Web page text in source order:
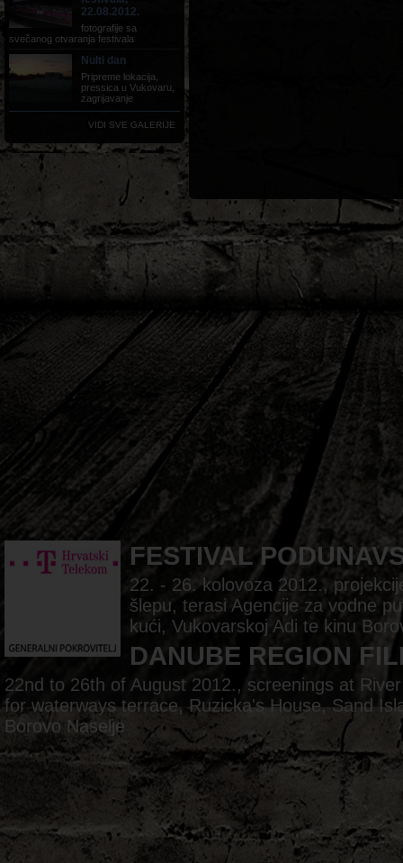
22.08.2012.
fotografije sa
svečanog otvaranja festivala
Nulti dan
Pripreme lokacija,
pressica u Vukovaru,
zagrijavanje
VIDI SVE GALERIJE
FESTIVAL
22. - 26. kolovoza 2012.,
šlepu, terasi Agencije za vodne
kući, Vukovarskoj Adi te kinu
DANUBE REGION
22nd to 26th of August 2012., screenings at
for waterways terrace, Ruzicka's House, Sand
Borovo Naselje